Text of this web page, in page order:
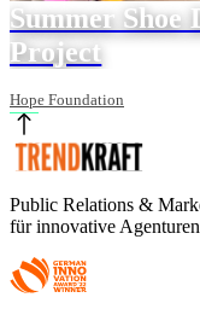
Summer Shoe
Project
Hope Foundation
Public Relations &
für innovative